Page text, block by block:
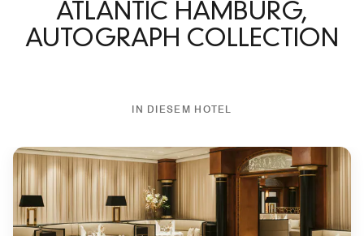
TLANTIC HAMBURG, A
UTOGRAPH COLLECTION
IN DIESEM HOTEL